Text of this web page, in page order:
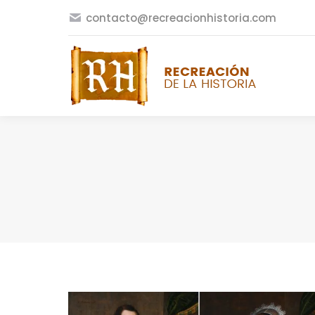
contacto@recreacionhistoria.com